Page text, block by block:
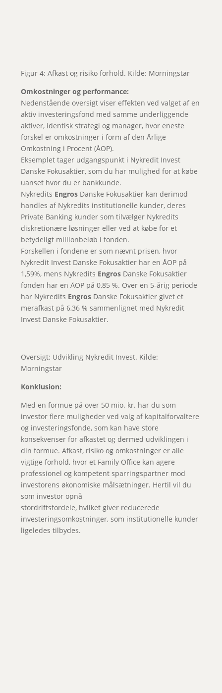
Figur 4: Afkast og risiko forhold. Kilde: Morningstar
Omkostninger og performance:
Nedenstående oversigt viser effekten ved valget af en
aktiv investeringsfond med samme underliggende
aktiver, identisk strategi og manager, hvor eneste
forskel er omkostninger i form af den Årlige
Omkostning i Procent (ÅOP).
Eksemplet tager udgangspunkt i Nykredit Invest
Danske Fokusaktier, som du har mulighed for at købe
uanset hvor du er bankkunde.
Nykredits Engros Danske Fokusaktier kan derimod
handles af Nykredits institutionelle kunder, deres
Private Banking kunder som tilvælger Nykredits
diskretionære løsninger eller ved at købe for et
betydeligt millionbeløb i fonden.
Forskellen i fondene er som nævnt prisen, hvor
Nykredit Invest Danske Fokusaktier har en ÅOP på
1,59%, mens Nykredits Engros Danske Fokusaktier
fonden har en ÅOP på 0,85 %. Over en 5-årig periode
har Nykredits Engros Danske Fokusaktier givet et
merafkast på 6,36 % sammenlignet med Nykredit
Invest Danske Fokusaktier.
Oversigt: Udvikling Nykredit Invest. Kilde:
Morningstar
Konklusion:
Med en formue på over 50 mio. kr. har du som
investor flere muligheder ved valg af kapitalforvaltere
og investeringsfonde, som kan have store
konsekvenser for afkastet og dermed udviklingen i
din formue. Afkast, risiko og omkostninger er alle
vigtige forhold, hvor et Family Office kan agere
professionel og kompetent sparringspartner mod
investorens økonomiske målsætninger. Hertil vil du
som investor opnå
stordriftsfordele, hvilket giver reducerede
investeringsomkostninger, som institutionelle kunder
ligeledes tilbydes.